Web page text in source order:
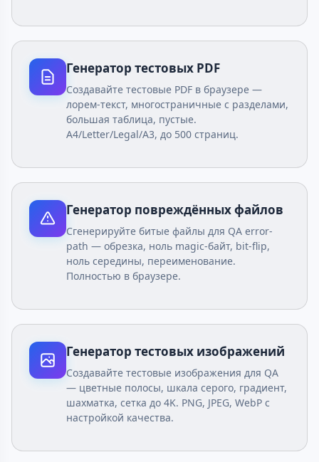
Генератор тестовых PDF
Создавайте тестовые PDF в браузере —
лорем-текст, многостраничные с разделами,
большая таблица, пустые.
A4/Letter/Legal/A3, до 500 страниц.
Генератор повреждённых файлов
Сгенерируйте битые файлы для QA error-
path — обрезка, ноль magic-байт, bit-flip,
ноль середины, переименование.
Полностью в браузере.
Генератор тестовых изображений
Создавайте тестовые изображения для QA
— цветные полосы, шкала серого, градиент,
шахматка, сетка до 4K. PNG, JPEG, WebP с
настройкой качества.